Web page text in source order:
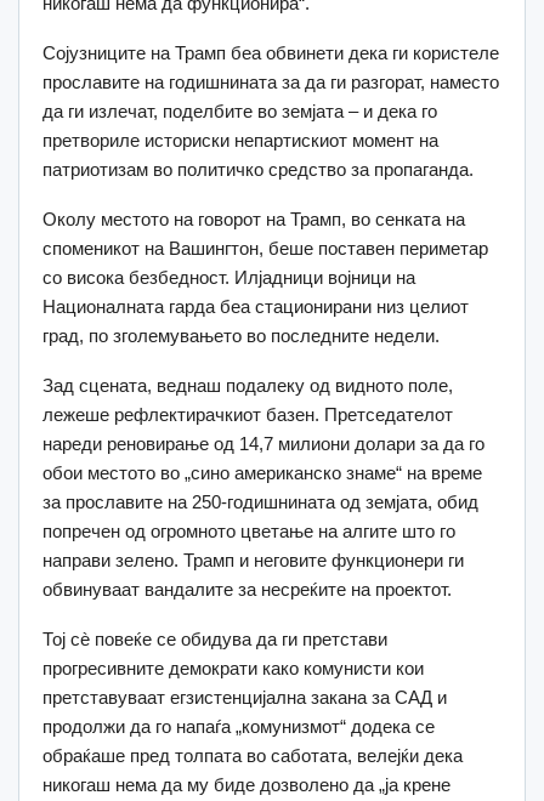
Сојузниците на Трамп беа обвинети дека ги користеле
прославите на годишнината за да ги разгорат, наместо
да ги излечат, поделбите во земјата – и дека го
претвориле историски непартискиот момент на
патриотизам во политичко средство за пропаганда.
Околу местото на говорот на Трамп, во сенката на
споменикот на Вашингтон, беше поставен периметар
со висока безбедност. Илјадници војници на
Националната гарда беа стационирани низ целиот
град, по зголемувањето во последните недели.
Зад сцената, веднаш подалеку од видното поле,
лежеше рефлектирачкиот базен. Претседателот
нареди реновирање од 14,7 милиони долари за да го
обои местото во „сино американско знаме“ на време
за прославите на 250-годишнината од земјата, обид
попречен од огромното цветање на алгите што го
направи зелено. Трамп и неговите функционери ги
обвинуваат вандалите за несреќите на проектот.
Тој сè повеќе се обидува да ги претстави
прогресивните демократи како комунисти кои
претставуваат егзистенцијална закана за САД и
продолжи да го напаѓа „комунизмот“ додека се
обраќаше пред толпата во саботата, велејќи дека
никогаш нема да му биде дозволено да „ја крене